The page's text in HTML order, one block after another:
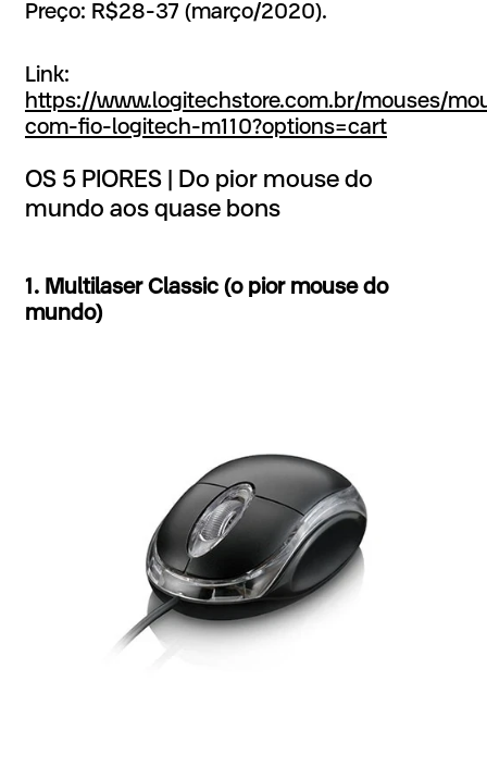
Preço: R$28-37 (março/2020).
Link:
https://www.logitechstore.com.br/mouses/
com-fio-logitech-m110?options=cart
OS 5 PIORES Do pior mouse do
mundo aos quase bons
1. Multilaser Classic (o pior mouse do
mundo)